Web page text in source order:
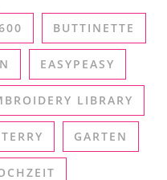
BUTTINETTE
EASYPEASY
LIBRARY
GARTEN